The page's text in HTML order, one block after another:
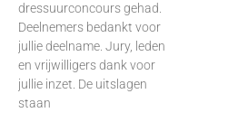
dressuurconcours gehad.
Deelnemers bedankt voor
jullie deelname. Jury, leden
en vrijwilligers dank voor
jullie inzet. De uitslagen
staan